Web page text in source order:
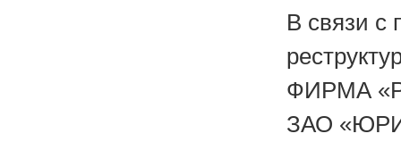
В связи с
ФИРМА
ЗАО